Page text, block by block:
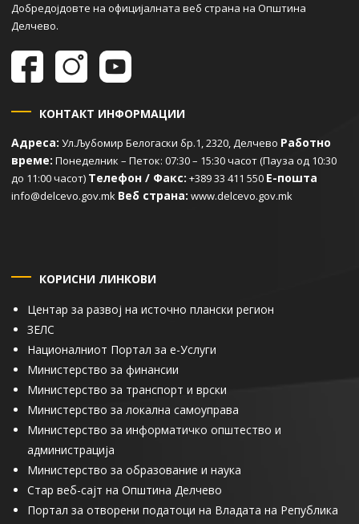
Добредојдовте на официјалната веб страна на Општина
Делчево.
КОНТАКТ ИНФОРМАЦИИ
Адреса: Ул.Љубомир Белогаски бр.1, 2320, Делчево Работно
време: Понеделник – Петок: 07:30 – 15:30 часот (Пауза од 10:30
до 11:00 часот) Телефон / Факс: +389 33 411 550 Е-пошта
info@delcevo.gov.mk Веб страна: www.delcevo.gov.mk
КОРИСНИ ЛИНКОВИ
Центар за развој на источно плански регион
ЗЕЛС
Националниот Портал за е-Услуги
Министерство за финансии
Министерство за транспорт и врски
Министерство за локална самоуправа
Министерство за информатичко општество и
администрација
Министерство за образование и наука
Стар веб-сајт на Општина Делчево
Портал за отворени податоци на Владата на Република